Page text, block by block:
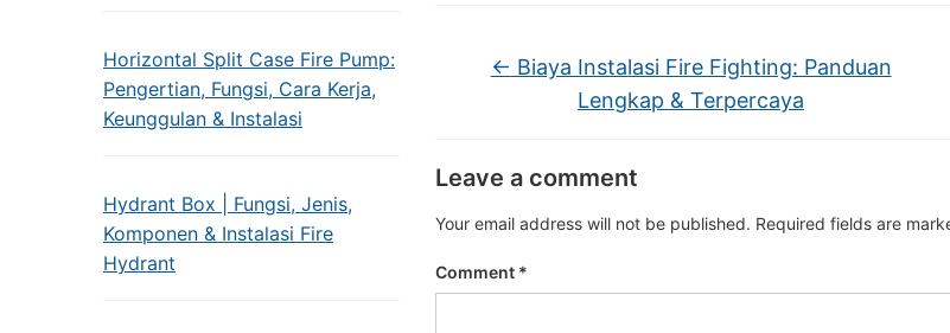
Horizontal Split Case Fire Pump:
Pengertian, Fungsi, Cara Kerja,
Keunggulan & Instalasi
Hydrant Box | Fungsi, Jenis,
Komponen & Instalasi Fire
Hydrant
← Biaya Instalasi Fire Fighting: Panduan
Lengkap & Terpercaya
Leave a comment
Your email address will not be published. Required fields are
Comment *